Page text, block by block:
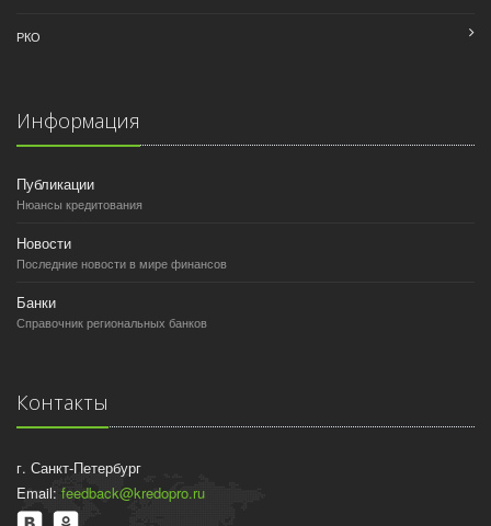
РКО
Информация
Публикации
Нюансы кредитования
Новости
Последние новости в мире финансов
Банки
Справочник региональных банков
Контакты
г. Санкт-Петербург
Email: feedback@kredopro.ru